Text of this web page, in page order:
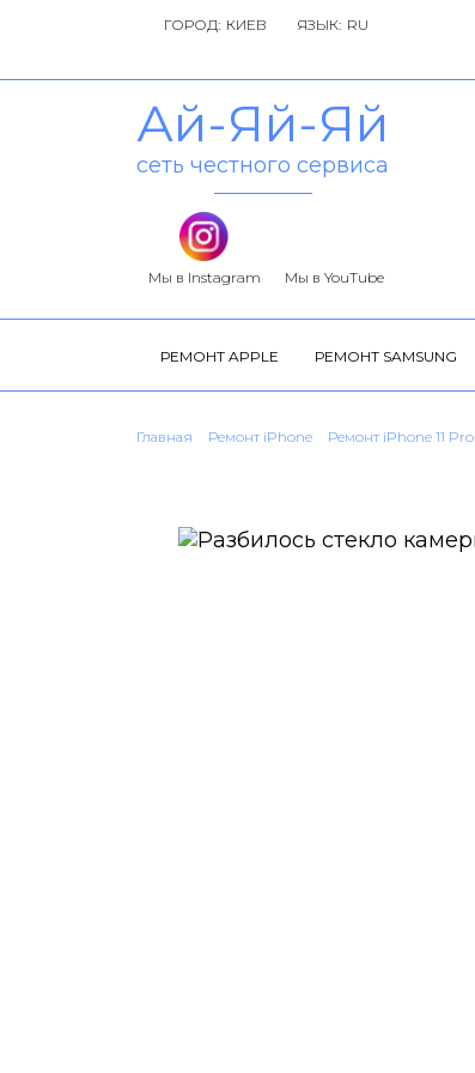
ГОРОД: ЯЗЫК:
Ай-Яй-Яй
сеть честного сервиса
Мы в Instagram Мы в YouTube
РЕМОНТ APPLE РЕМОНТ SAMSUNG
Главная Ремонт iPhone Ремонт iPhone 11 Pro